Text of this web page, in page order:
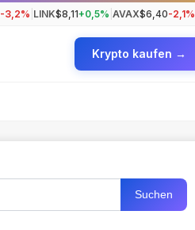
-3,2% LINK$8,11+0,5% AVAX$6,40-2,1%
Krypto kaufen →
Suchen